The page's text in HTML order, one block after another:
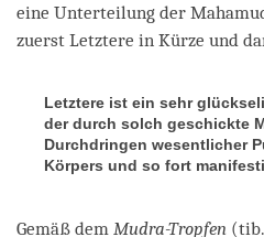
eine Unterteilung der
zuerst Letztere in Kürze und
Letztere ist ein sehr
der durch solch geschickte
Durchdringen wesentlicher
Körpers und so fort
Gemäß dem Mudra-Tropfen (tib.